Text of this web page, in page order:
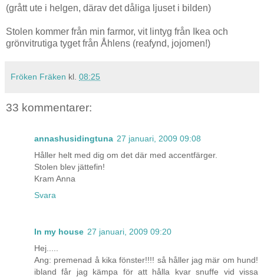
(grått ute i helgen, därav det dåliga ljuset i bilden)
Stolen kommer från min farmor, vit lintyg från Ikea och
grönvitrutiga tyget från Åhlens (reafynd, jojomen!)
Fröken Fräken kl. 08:25
33 kommentarer:
annashusidingtuna 27 januari, 2009 09:08
Håller helt med dig om det där med accentfärger.
Stolen blev jättefin!
Kram Anna
Svara
In my house 27 januari, 2009 09:20
Hej.....
Ang: premenad å kika fönster!!!! så håller jag mär om hund!
ibland får jag kämpa för att hålla kvar snuffe vid vissa